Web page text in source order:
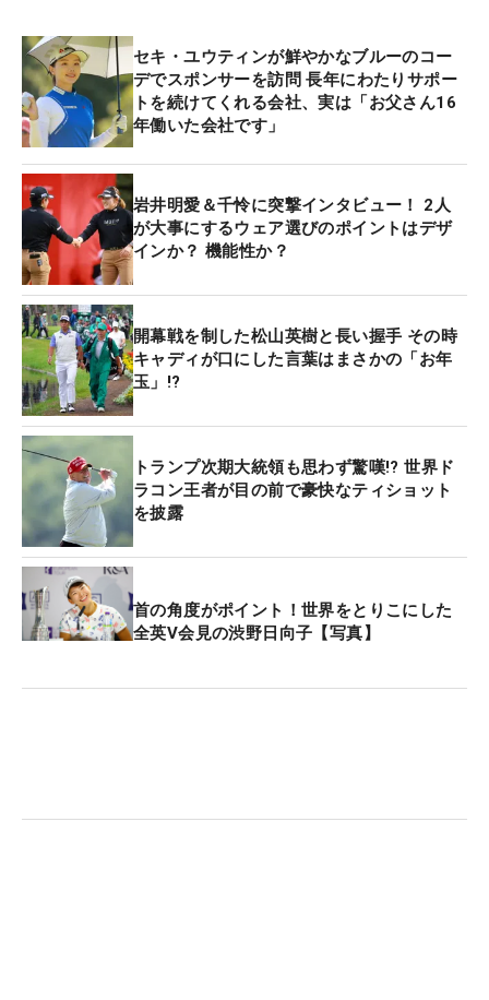
セキ・ユウティンが鮮やかなブルーのコー
デでスポンサーを訪問 長年にわたりサポー
トを続けてくれる会社、実は「お父さん16
年働いた会社です」
岩井明愛＆千怜に突撃インタビュー！ 2人
が大事にするウェア選びのポイントはデザ
インか？ 機能性か？
開幕戦を制した松山英樹と長い握手 その時
キャディが口にした言葉はまさかの「お年
玉」!?
トランプ次期大統領も思わず驚嘆!? 世界ド
ラコン王者が目の前で豪快なティショット
を披露
首の角度がポイント！世界をとりこにした
全英V会見の渋野日向子【写真】